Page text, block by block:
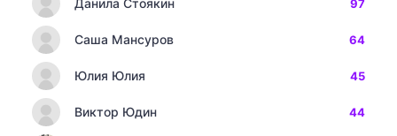
Данила Стоякин 97
Саша Мансуров 64
Юлия Юлия 45
Виктор Юдин 44